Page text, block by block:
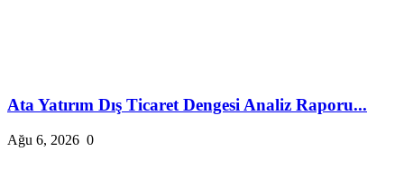
Ata Yatırım Dış Ticaret Dengesi Analiz Raporu...
Ağu 6, 2026 0